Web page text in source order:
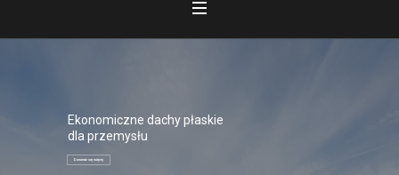
Ekonomiczne dachy płaskie
dla przemysłu
Dowiedz się więcej